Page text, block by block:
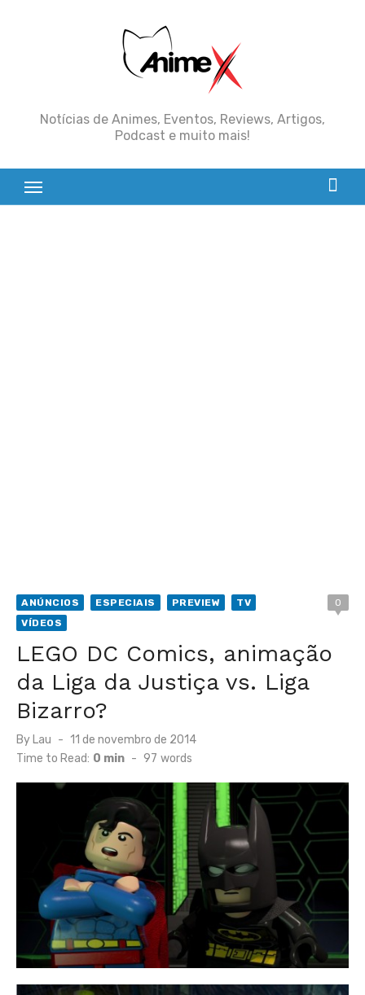
Notícias de Animes, Eventos, Reviews, Artigos,
Podcast e muito mais!
ANÚNCIOS ESPECIAIS PREVIEW
TV
VÍDEOS
0
LEGO DC Comics, animação
da Liga da Justiça vs. Liga
Bizarro?
By Lau
Posted
on
11 de novembro de 2014
Time to Read: 0 min - 97 words